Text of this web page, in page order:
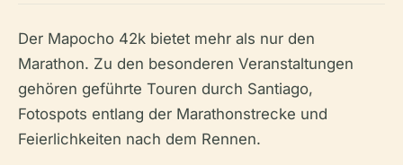
Der Mapocho 42k bietet mehr als nur den
Marathon. Zu den besonderen Veranstaltungen
gehören geführte Touren durch Santiago,
Fotospots entlang der Marathonstrecke und
Feierlichkeiten nach dem Rennen.